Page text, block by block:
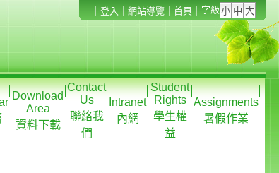
登入 網站導覽 首頁 字級
Download
Area
資料下載
Contact
Us
聯絡我
們
Intranet
內網
Student
Rights
學生權
益
Assignments
暑假作業